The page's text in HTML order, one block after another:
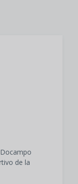
de la